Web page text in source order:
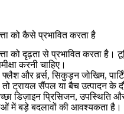
को कैसे प्रभावित करता है
को दृढ़ता से प्रभावित करता है।
करनी चाहिए।
फ्लैश और बर्र्स, सिकुड़न जोखिम,
तो ट्रायल सैंपल या बैच उत्पादन के
डिज़ाइन प्रिसिजन, उपस्थिति और
में बड़े बदलावों की आवश्यकता है।